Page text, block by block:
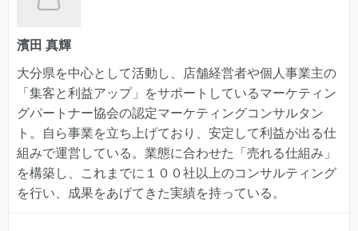
濱田 真輝
大分県を中心として活動し、店舗経営者や個人事業主の
「集客と利益アップ」をサポートしているマーケティン
グパートナー協会の認定マーケティングコンサルタン
ト。自ら事業を立ち上げており、安定して利益が出る仕
組みで運営している。業態に合わせた「売れる仕組み」
を構築し、これまでに１００社以上のコンサルティング
を行い、成果をあげてきた実績を持っている。